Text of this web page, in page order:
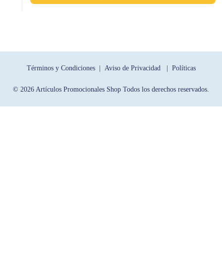
Términos y Condiciones | Aviso de Privacidad | Políticas
© 2026 Artículos Promocionales Shop Todos los derechos reservados.